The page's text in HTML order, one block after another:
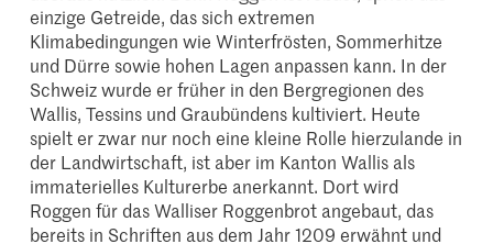
einzige Getreide, das sich extremen
Klimabedingungen wie Winterfrösten, Sommerhitze
und Dürre sowie hohen Lagen anpassen kann. In der
Schweiz wurde er früher in den Bergregionen des
Wallis, Tessins und Graubündens kultiviert. Heute
spielt er zwar nur noch eine kleine Rolle hierzulande in
der Landwirtschaft, ist aber im Kanton Wallis als
immaterielles Kulturerbe anerkannt. Dort wird
Roggen für das Walliser Roggenbrot angebaut, das
bereits in Schriften aus dem Jahr 1209 erwähnt und